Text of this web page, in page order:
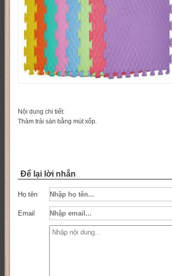
Nội dung chi tiết:
Thảm trải sàn bằng mút xốp.
Để lại lời nhắn
Họ tên
Email